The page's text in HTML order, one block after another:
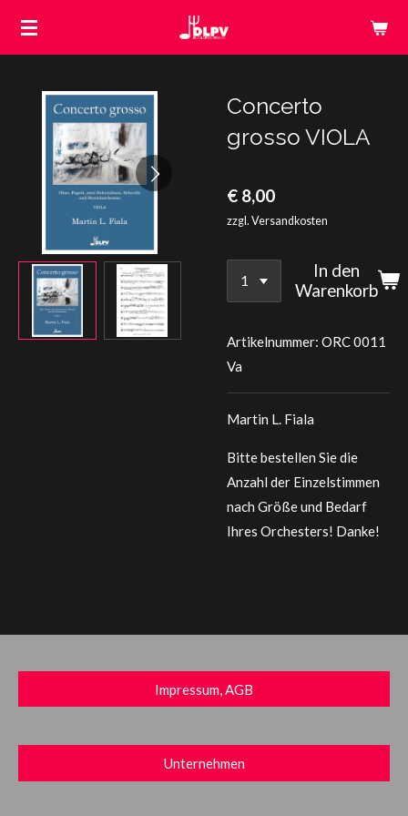
Zum
Concerto
grosso VIOLA
€ 8,00
zzgl. Versandkosten
In den
Warenkorb
Artikelnummer: ORC 0011
Va
Martin L. Fiala
Bitte bestellen Sie die
Anzahl der Einzelstimmen
nach Größe und Bedarf
Ihres Orchesters! Danke!
Impressum, AGB
Unternehmen